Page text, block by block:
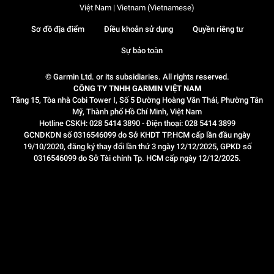
© Garmin Ltd. or its subsidiaries. All rights reserved.
CÔNG TY TNHH GARMIN VIỆT NAM
Tầng 15, Tòa nhà Cobi Tower I, Số 5 Đường Hoàng Văn Thái, Phường Tân
Mỹ, Thành phố Hồ Chí Minh, Việt Nam
Hotline CSKH: 028 5414 3890 - Điện thoại: 028 5414 3899
GCNDKDN số 0316546099 do Sở KHDT TP.HCM cấp lần đầu ngày
19/10/2020, đăng ký thay đổi lần thứ 3 ngày 12/12/2025, GPKD số
0316546099 do Sở Tài chính Tp. HCM cấp ngày 12/12/2025.
Sơ đồ địa điểm Điều khoản sử dụng Quyền riêng tư
Sự bảo toàn
Việt Nam | Vietnam (Vietnamese)